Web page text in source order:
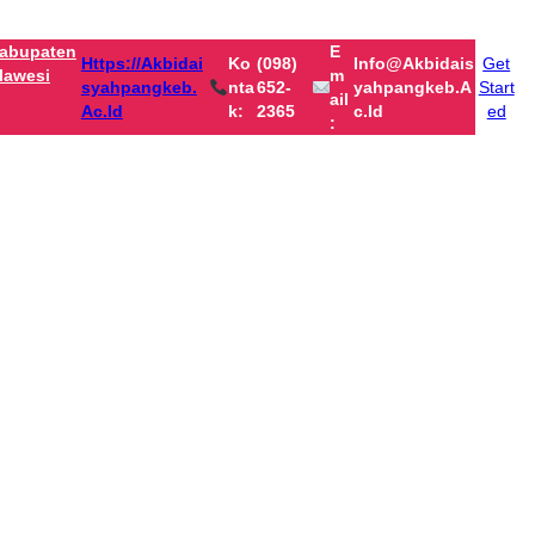
Https://akbidai
Syahpangkeb.
Ac.id
Ko
Nta
K:
(098)
652-
2365
E
M
Ail
:
Info@akbidais
Yahpangkeb.a
C.id
Get
Start
ed